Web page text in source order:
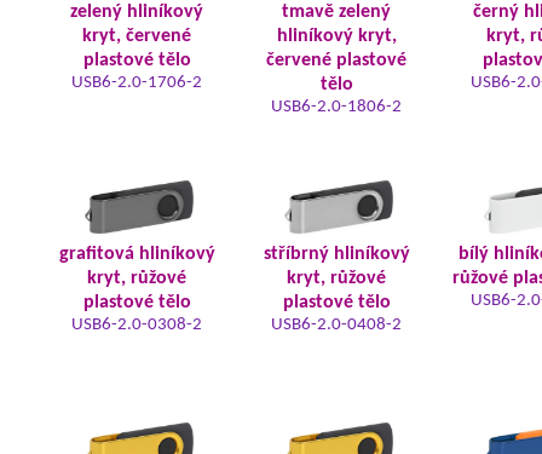
zelený hliníkový
kryt, červené
plastové tělo
USB6-2.0-1706-2
tmavě zelený
hliníkový kryt,
červené plastové
tělo
USB6-2.0-1806-2
černý
kryt,
USB6-
grafitová hliníkový
kryt, růžové
plastové tělo
USB6-2.0-0308-2
stříbrný hliníkový
kryt, růžové
plastové tělo
USB6-2.0-0408-2
bílý
růžové
USB6-